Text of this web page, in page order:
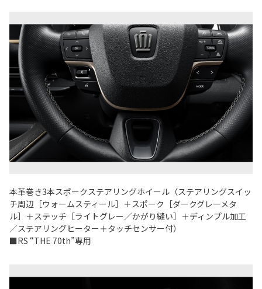
本革巻き3本スポークステアリングホイール（ステアリングスイッ
チ周辺［ウォームスティール］＋スポーク［ダークグレーメタ
ル］＋ステッチ［ライトグレー／かがり縫い］＋ディンプル加工
／ステアリングヒーター＋タッチセンサー付）
■RS “THE 70th”専用